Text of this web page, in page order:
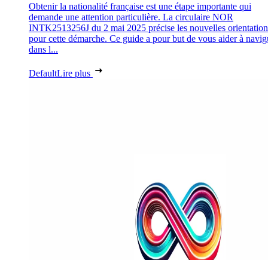
Obtenir la nationalité française est une étape importante qui
demande une attention particulière. La circulaire NOR
INTK2513256J du 2 mai 2025 précise les nouvelles
pour cette démarche. Ce guide a pour but de vous aider à
dans l...
DefaultLire plus